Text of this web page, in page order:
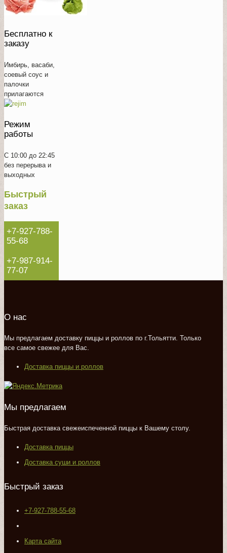
Бесплатно к
заказу
Имбирь, васаби,
соевый соус и
палочки
прилагаются
Режим
работы
С 10:00 до 22:45
без перерыва и
выходных
Быстрый
заказ
+7-927-788-
55-68
+7-987-914-
77-07
О нас
Мы предлагаем доставку пиццы и роллов по г.Тольятти. Только
все самое свежее для Вас.
Доставка пиццы и роллов
Мы предлагаем
Быстрая доставка свежеиспеченной пиццы к Вашему столу.
Доставка пиццы
Доставка суши и роллов
Быстрый заказ
+7-927-788-55-68
Карта сайта